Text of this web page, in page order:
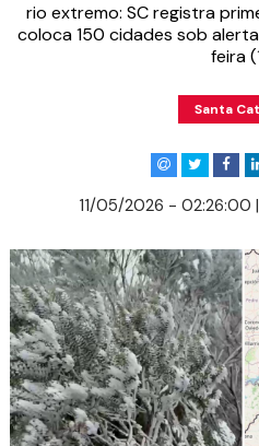
rio extremo: SC registra
coloca 150 cidades sob
feira
Santa
11/05/2026 - 02:26:00